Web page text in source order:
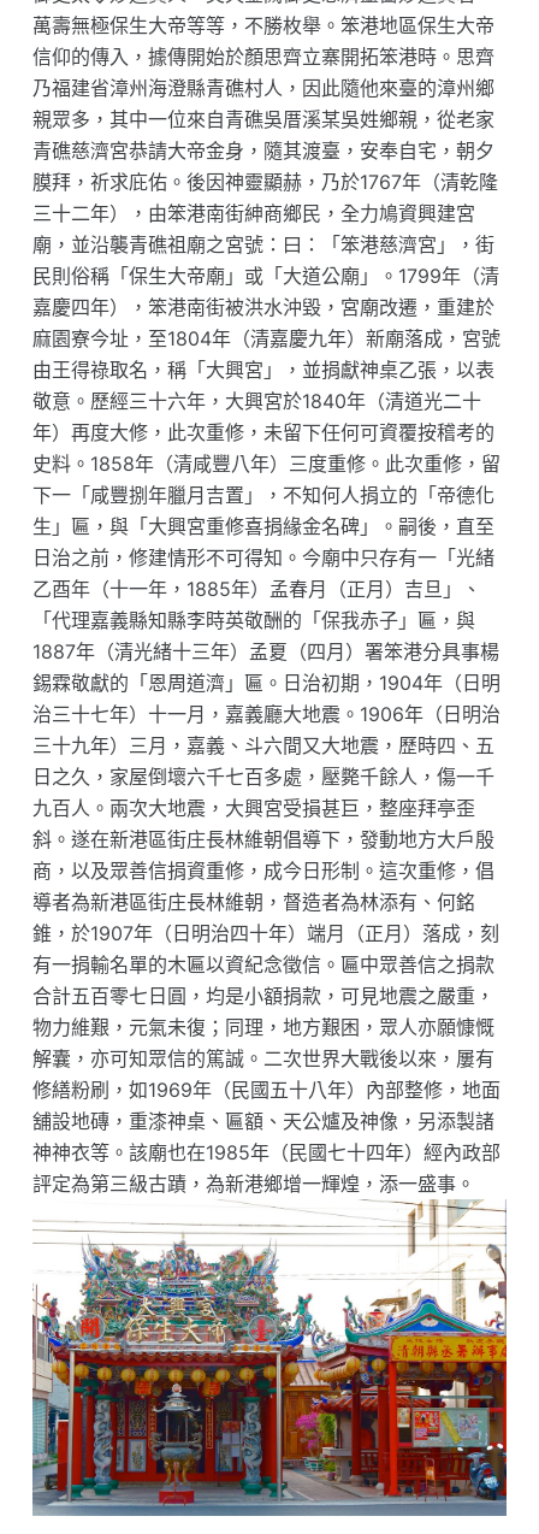
萬壽無極保生大帝等等，不勝枚舉。笨港地區保生大帝
信仰的傳入，據傳開始於顏思齊立寨開拓笨港時。思齊
乃福建省漳州海澄縣青礁村人，因此隨他來臺的漳州鄉
親眾多，其中一位來自青礁吳厝溪某吳姓鄉親，從老家
青礁慈濟宮恭請大帝金身，隨其渡臺，安奉自宅，朝夕
膜拜，祈求庇佑。後因神靈顯赫，乃於1767年（清乾隆
三十二年），由笨港南街紳商鄉民，全力鳩資興建宮
廟，並沿襲青礁祖廟之宮號：曰：「笨港慈濟宮」，街
民則俗稱「保生大帝廟」或「大道公廟」。1799年（清
嘉慶四年），笨港南街被洪水沖毀，宮廟改遷，重建於
麻園寮今址，至1804年（清嘉慶九年）新廟落成，宮號
由王得祿取名，稱「大興宮」，並捐獻神桌乙張，以表
敬意。歷經三十六年，大興宮於1840年（清道光二十
年）再度大修，此次重修，未留下任何可資覆按稽考的
史料。1858年（清咸豐八年）三度重修。此次重修，留
下一「咸豐捌年臘月吉置」，不知何人捐立的「帝德化
生」匾，與「大興宮重修喜捐緣金名碑」。嗣後，直至
日治之前，修建情形不可得知。今廟中只存有一「光緒
乙酉年（十一年，1885年）孟春月（正月）吉旦」、
「代理嘉義縣知縣李時英敬酬的「保我赤子」匾，與
1887年（清光緒十三年）孟夏（四月）署笨港分具事楊
錫霖敬獻的「恩周道濟」匾。日治初期，1904年（日明
治三十七年）十一月，嘉義廳大地震。1906年（日明治
三十九年）三月，嘉義、斗六間又大地震，歷時四、五
日之久，家屋倒壞六千七百多處，壓斃千餘人，傷一千
九百人。兩次大地震，大興宮受損甚巨，整座拜亭歪
斜。遂在新港區街庄長林維朝倡導下，發動地方大戶殷
商，以及眾善信捐資重修，成今日形制。這次重修，倡
導者為新港區街庄長林維朝，督造者為林添有、何銘
錐，於1907年（日明治四十年）端月（正月）落成，刻
有一捐輸名單的木匾以資紀念徵信。匾中眾善信之捐款
合計五百零七日圓，均是小額捐款，可見地震之嚴重，
物力維艱，元氣未復；同理，地方艱困，眾人亦願慷慨
解囊，亦可知眾信的篤誠。二次世界大戰後以來，屢有
修繕粉刷，如1969年（民國五十八年）內部整修，地面
舖設地磚，重漆神桌、匾額、天公爐及神像，另添製諸
神神衣等。該廟也在1985年（民國七十四年）經內政部
評定為第三級古蹟，為新港鄉增一輝煌，添一盛事。